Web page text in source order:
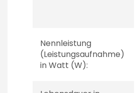
Nennleistung
(Leistungsaufnahme)
in Watt (W):